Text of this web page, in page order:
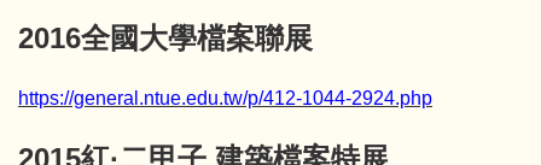
2016全國大學檔案聯展
https://general.ntue.edu.tw/p/412-1044-2924.php
2015紅·二甲子 建築檔案特展